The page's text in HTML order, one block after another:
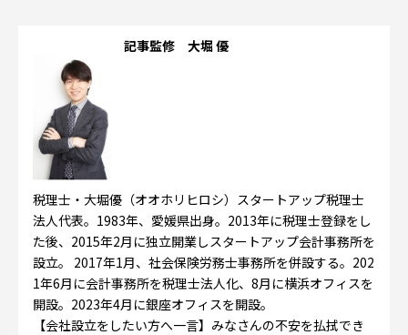
記事監修 大堀 優
税理士・大堀優（オオホリヒロシ）スタートアップ税理士
法人代表。1983年、愛媛県出身。2013年に税理士登録をし
た後、2015年2月に独立開業しスタートアップ会計事務所を
設立。 2017年1月、社会保険労務士事務所を併設する。202
1年6月に会計事務所を税理士法人化、8月に横浜オフィスを
開設。2023年4月に銀座オフィスを開設。
【会社設立をしたい方へ一言】みなさんの不安を払拭でき